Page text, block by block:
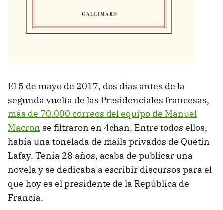
El 5 de mayo de 2017, dos días antes de la
segunda vuelta de las Presidenciales francesas,
más de 70.000 correos del equipo de Manuel
Macron se filtraron en 4chan. Entre todos ellos,
había una tonelada de mails privados de Quetin
Lafay. Tenía 28 años, acaba de publicar una
novela y se dedicaba a escribir discursos para el
que hoy es el presidente de la República de
Francia.